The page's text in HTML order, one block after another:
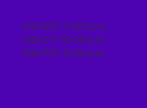
USA EST: 11:00 a.m.
USA CT: 10:00 a.m.
USA PST: 8:00 a.m.